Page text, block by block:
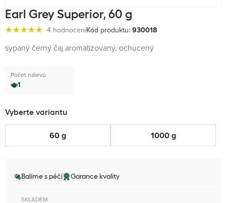
Earl Grey Superior, 60 g
4 hodnoceníKód produktu: 930018
sypaný černý čaj aromatizovaný, ochucený
Počet nálevů
1
Vyberte variantu
60 g 1000 g
Balíme s péčí Garance kvality
SKLADEM